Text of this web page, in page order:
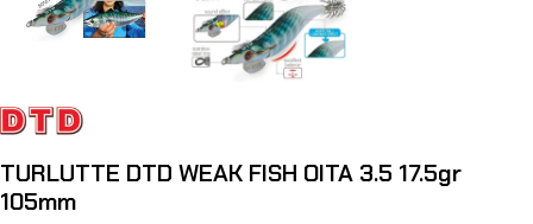
TURLUTTE DTD WEAK FISH OITA 3.5 17.5gr
105mm